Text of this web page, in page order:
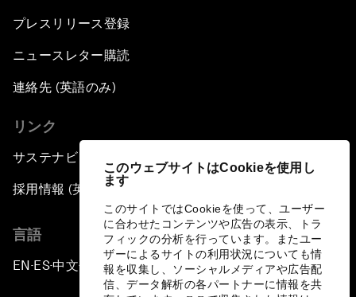
このウェブサイトはCookieを使用し
ます
このサイトではCookieを使って、ユーザー
に合わせたコンテンツや広告の表示、トラ
フィックの分析を行っています。またユー
ザーによるサイトの利用状況についても情
報を収集し、ソーシャルメディアや広告配
信、データ解析の各パートナーに情報を共
プレスリリース登録
ニュースレター購読
連絡先 (英語のみ)
リンク
サステナビリティへの取り組み
採用情報 (英語のみ)
言語
EN ▪ES▪中文▪ 日本語